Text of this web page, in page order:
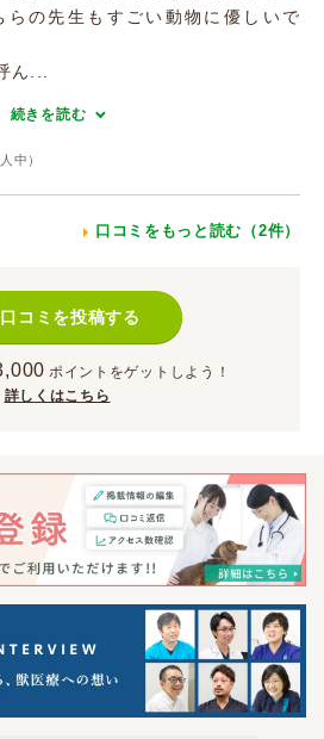
らの先生もすごい動物に優しいで
ん...
続きを読む
人中）
口コミをもっと読む（2件）
口コミを投稿する
ポイント をゲットしよう！
詳しくはこちら